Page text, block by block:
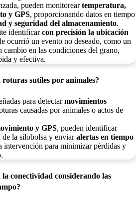
pueden monitoreartemperatura,
y GPS, proporcionando datos en tiempo
y seguridad del almacenamiento.
identificarcon precisión la ubicación
ocurrió un evento no deseado, como un
en las condiciones del grano,
y efectiva.
roturas sutiles por animales?
para detectarmovimientos
causadas por animales o actos de
y GPS, pueden identificar
de la silobolsa y enviaralertas en tiempo
intervención para minimizar pérdidas y
conectividad considerando las